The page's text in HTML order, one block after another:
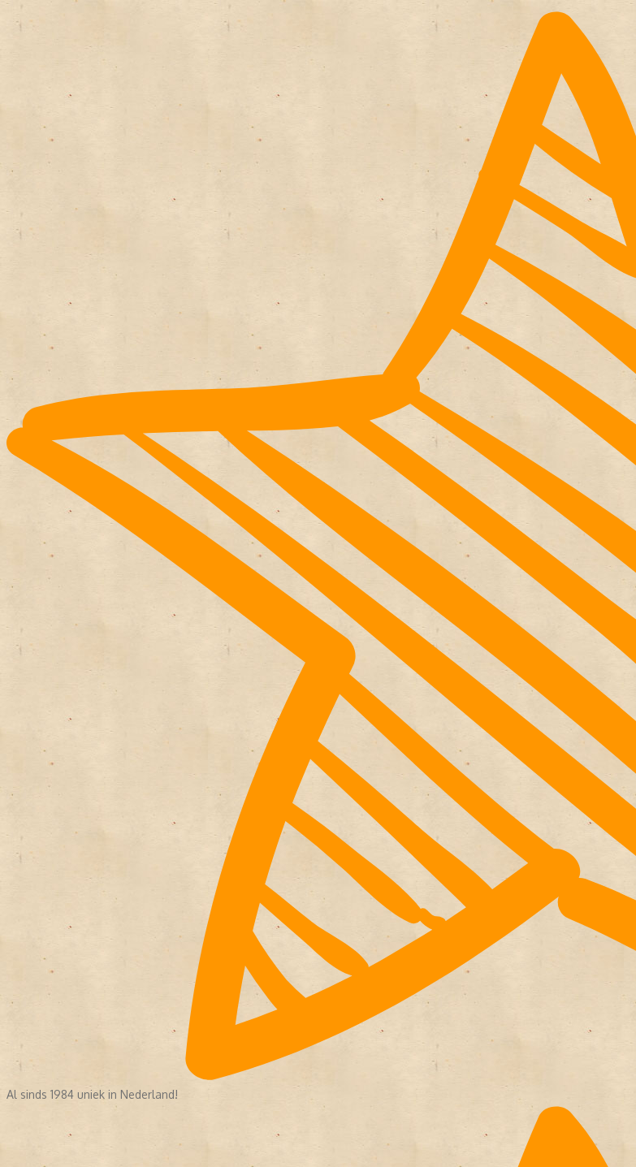
Al sinds 1984 uniek in Nederland!